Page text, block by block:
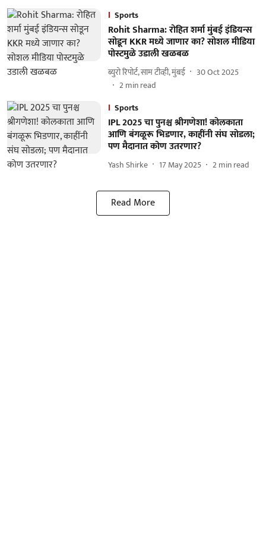
Sports
Rohit Sharma: रोहित शर्मा मुंबई इंडियन्स
सोडून KKR मध्ये जाणार का? सोशल मीडिया
पोस्टमुळे उडाली खळबळ
ब्युरो रिपोर्ट, साम टीव्ही, मुंबई
30 Oct 2025
2min read
Sports
IPL 2025 चा पुनश्च श्रीगणेशा! कोलकाता
आणि बंगळूरू भिडणार, काहींनी संघ सोडला;
पण मैदानात कोण उतरणार?
Yash Shirke 17 May 2025 2min read
Read More